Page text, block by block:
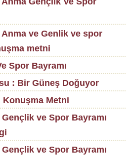
Anma ve Genlik ve spor
metni
Spor Bayramı
: Bir Güneş Doğuyor
Konuşma Metni
ve Spor Bayramı
ve Spor Bayramı